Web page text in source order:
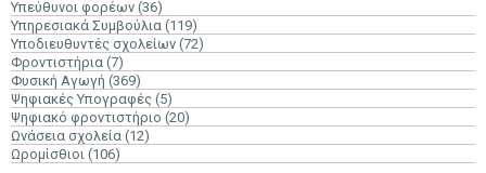
Υπεύθυνοι φορέων (36)
Υπηρεσιακά Συμβούλια (119)
Υποδιευθυντές σχολείων (72)
Φροντιστήρια (7)
Φυσική Αγωγή (369)
Ψηφιακές Υπογραφές (5)
Ψηφιακό φροντιστήριο (20)
Ωνάσεια σχολεία (12)
Ωρομίσθιοι (106)